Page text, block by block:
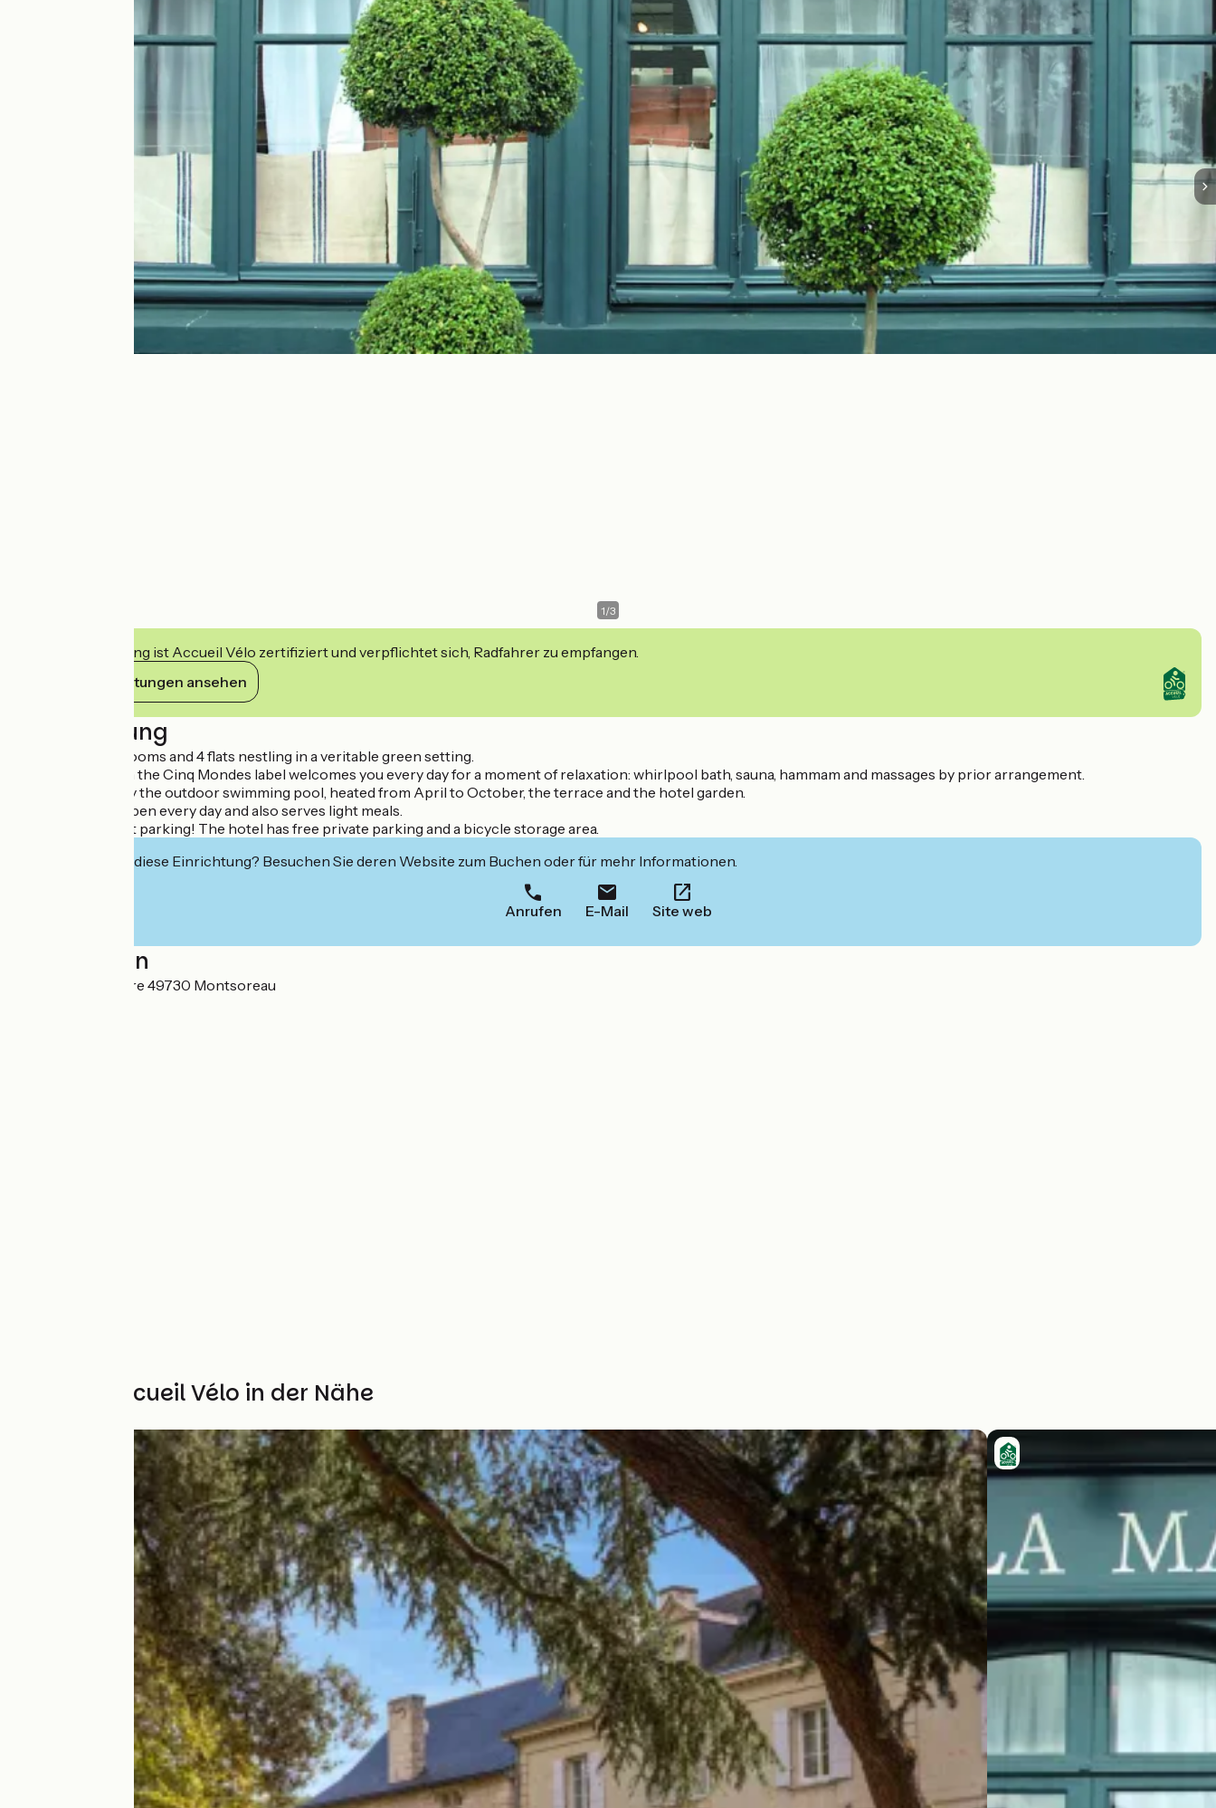
1/3
Diese Einrichtung ist Accueil Vélo zertifiziert und verpflichtet sich, Radfahrer zu empfangen.
Ihre Verpflichtungen ansehen
Beschreibung
The hotel has 11 rooms and 4 flats nestling in a veritable green setting.
A 300m2 spa with the Cinq Mondes label welcomes you every day for a moment of relaxation: whirlpool bath, sauna, hammam and massages by prior arrangement.
You can also enjoy the outdoor swimming pool, heated from April to October, the terrace and the hotel garden.
The tea room is open every day and also serves light meals.
Don't worry about parking! The hotel has free private parking and a bicycle storage area.
Interessiert Sie diese Einrichtung? Besuchen Sie deren Website zum Buchen oder für mehr Informationen.
Anrufen E-Mail Site web
Localisation
9 avenue de la Loire 49730 Montsoreau
Weitere Accueil Vélo in der Nähe